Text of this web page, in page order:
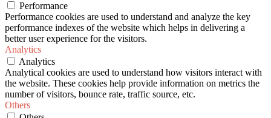
Performance
Performance cookies are used to understand and analyze the key
performance indexes of the website which helps in delivering a
better user experience for the visitors.
Analytics
Analytics
Analytical cookies are used to understand how visitors interact with
the website. These cookies help provide information on metrics the
number of visitors, bounce rate, traffic source, etc.
Others